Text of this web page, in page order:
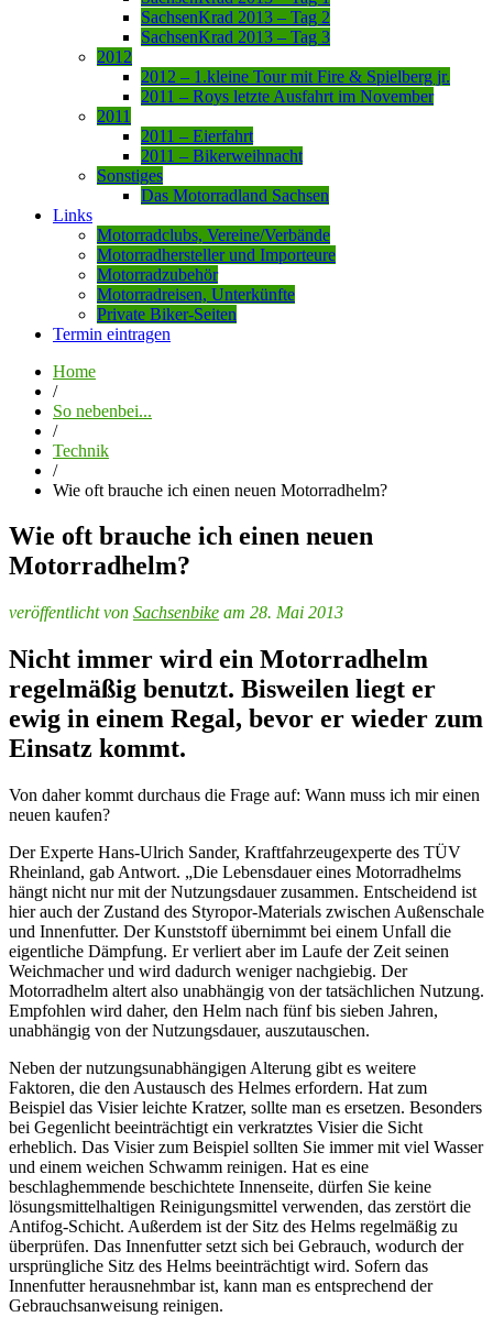
SachsenKrad 2013 – Tag 2
SachsenKrad 2013 – Tag 3
2012
2012 – 1.kleine Tour mit Fire & Spielberg jr.
2011 – Roys letzte Ausfahrt im November
2011
2011 – Eierfahrt
2011 – Bikerweihnacht
Sonstiges
Das Motorradland Sachsen
Links
Motorradclubs, Vereine/Verbände
Motorradhersteller und Importeure
Motorradzubehör
Motorradreisen, Unterkünfte
Private Biker-Seiten
Termin eintragen
Home
/
So nebenbei...
/
Technik
/
Wie oft brauche ich einen neuen Motorradhelm?
Wie oft brauche ich einen neuen
Motorradhelm?
veröffentlicht von Sachsenbike am 28. Mai 2013
Nicht immer wird ein Motorradhelm
regelmäßig benutzt. Bisweilen liegt er
ewig in einem Regal, bevor er wieder zum
Einsatz kommt.
Von daher kommt durchaus die Frage auf: Wann muss ich mir einen
neuen kaufen?
Der Experte Hans-Ulrich Sander, Kraftfahrzeugexperte des TÜV
Rheinland, gab Antwort. „Die Lebensdauer eines Motorradhelms
hängt nicht nur mit der Nutzungsdauer zusammen. Entscheidend ist
hier auch der Zustand des Styropor-Materials zwischen Außenschale
und Innenfutter. Der Kunststoff übernimmt bei einem Unfall die
eigentliche Dämpfung. Er verliert aber im Laufe der Zeit seinen
Weichmacher und wird dadurch weniger nachgiebig. Der
Motorradhelm altert also unabhängig von der tatsächlichen Nutzung.
Empfohlen wird daher, den Helm nach fünf bis sieben Jahren,
unabhängig von der Nutzungsdauer, auszutauschen.
Neben der nutzungsunabhängigen Alterung gibt es weitere
Faktoren, die den Austausch des Helmes erfordern. Hat zum
Beispiel das Visier leichte Kratzer, sollte man es ersetzen. Besonders
bei Gegenlicht beeinträchtigt ein verkratztes Visier die Sicht
erheblich. Das Visier zum Beispiel sollten Sie immer mit viel Wasser
und einem weichen Schwamm reinigen. Hat es eine
beschlaghemmende beschichtete Innenseite, dürfen Sie keine
lösungsmittelhaltigen Reinigungsmittel verwenden, das zerstört die
Antifog-Schicht. Außerdem ist der Sitz des Helms regelmäßig zu
überprüfen. Das Innenfutter setzt sich bei Gebrauch, wodurch der
ursprüngliche Sitz des Helms beeinträchtigt wird. Sofern das
Innenfutter herausnehmbar ist, kann man es entsprechend der
Gebrauchsanweisung reinigen.